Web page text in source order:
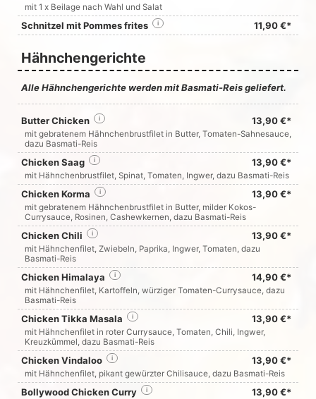
mit 1 x Beilage nach Wahl und Salat
Schnitzel mit Pommes frites 11,90 €*
i
Hähnchengerichte
Alle Hähnchengerichte werden mit Basmati-Reis geliefert.
Butter Chicken 13,90 €*
i
mit gebratenem Hähnchenbrustfilet in Butter, Tomaten-Sahnesauce,
dazu Basmati-Reis
Chicken Saag 13,90 €*
i
mit Hähnchenbrustfilet, Spinat, Tomaten, Ingwer, dazu Basmati-Reis
Chicken Korma 13,90 €*
i
mit gebratenem Hähnchenbrustfilet in Butter, milder Kokos-
Currysauce, Rosinen, Cashewkernen, dazu Basmati-Reis
Chicken Chili 13,90 €*
i
mit Hähnchenfilet, Zwiebeln, Paprika, Ingwer, Tomaten, dazu
Basmati-Reis
Chicken Himalaya 14,90 €*
i
mit Hähnchenfilet, Kartoffeln, würziger Tomaten-Currysauce, dazu
Basmati-Reis
Chicken Tikka Masala 13,90 €*
i
mit Hähnchenfilet in roter Currysauce, Tomaten, Chili, Ingwer,
Kreuzkümmel, dazu Basmati-Reis
Chicken Vindaloo 13,90 €*
i
mit Hähnchenfilet, pikant gewürzter Chilisauce, dazu Basmati-Reis
Bollywood Chicken Curry 13,90 €*
i